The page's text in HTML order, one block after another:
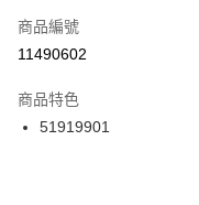
【「AFTEE先享後付」結帳流
１．於結帳方式選擇「
２．訂單成立數日內，您將收
３．收到繳費通知簡訊後14
ATM／網路銀行／等多元方
宅配
每筆NT$100，滿
付款後門市自取
每筆NT$100，滿
商品編號
11490602
商品特色
51919901